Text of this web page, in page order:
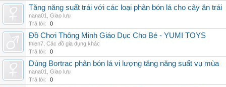
Tăng năng suất trái với các loại phân bón lá cho cây ăn trái
nana01
Giao lưu
Trả lời:
0
Đồ Chơi Thông Minh Giáo Dục Cho Bé - YUMI TOYS
thien7 Các đồ gia dụng khác
Trả lời:
0
Dùng Bortrac phân bón lá vi lượng tăng năng suất vụ mùa
nana01
Giao lưu
Trả lời:
0